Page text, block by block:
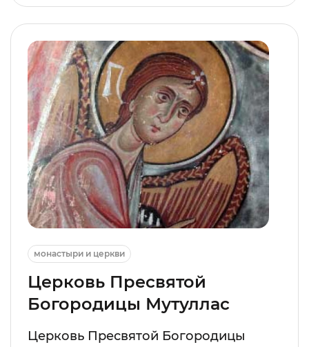
монастыри и церкви
Церковь Пресвятой
Богородицы Мутуллас
Церковь Пресвятой Богородицы